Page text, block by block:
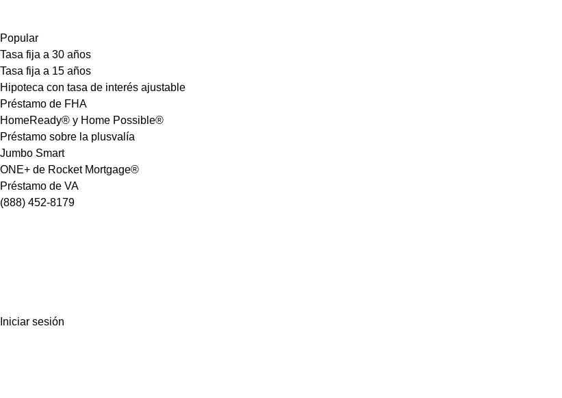
Popular
Tasa fija a 30 años
Tasa fija a 15 años
Hipoteca con tasa de interés ajustable
Préstamo de FHA
HomeReady® y Home Possible®
Préstamo sobre la plusvalía
Jumbo Smart
ONE+ de Rocket Mortgage®
Préstamo de VA
(888) 452-8179
Iniciar sesión